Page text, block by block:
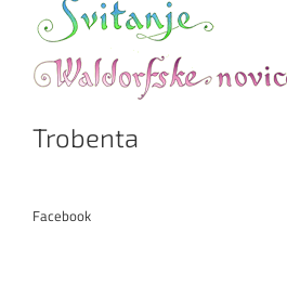
Trobenta
Facebook